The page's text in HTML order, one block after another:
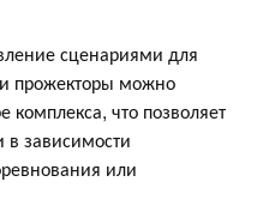
сценариями для
прожекторы можно
комплекса, что позволяет
в зависимости
или